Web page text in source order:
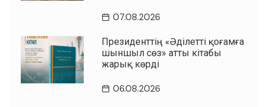
07.08.2026
Президенттің «Әділетті қоғамға
шыншыл сөз» атты кітабы
жарық көрді
06.08.2026